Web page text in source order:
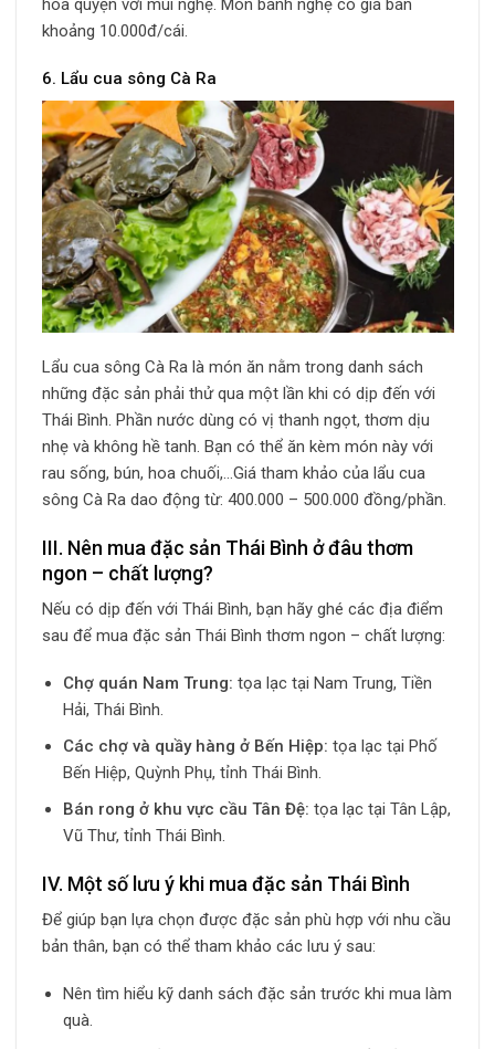
hòa quyện với mùi nghệ. Món bánh nghệ có giá bán
khoảng 10.000đ/cái.
6. Lẩu cua sông Cà Ra
Lẩu cua sông Cà Ra là món ăn nằm trong danh sách
những đặc sản phải thử qua một lần khi có dịp đến với
Thái Bình. Phần nước dùng có vị thanh ngọt, thơm dịu
nhẹ và không hề tanh. Bạn có thể ăn kèm món này với
rau sống, bún, hoa chuối,…Giá tham khảo của lẩu cua
sông Cà Ra dao động từ: 400.000 – 500.000 đồng/phần.
III. Nên mua đặc sản Thái Bình ở đâu thơm
ngon – chất lượng?
Nếu có dịp đến với Thái Bình, bạn hãy ghé các địa điểm
sau để mua đặc sản Thái Bình thơm ngon – chất lượng:
Chợ quán Nam Trung: tọa lạc tại Nam Trung, Tiền
Hải, Thái Bình.
Các chợ và quầy hàng ở Bến Hiệp: tọa lạc tại Phố
Bến Hiệp, Quỳnh Phụ, tỉnh Thái Bình.
Bán rong ở khu vực cầu Tân Đệ: tọa lạc tại Tân Lập,
Vũ Thư, tỉnh Thái Bình.
IV. Một số lưu ý khi mua đặc sản Thái Bình
Để giúp bạn lựa chọn được đặc sản phù hợp với nhu cầu
bản thân, bạn có thể tham khảo các lưu ý sau:
Nên tìm hiểu kỹ danh sách đặc sản trước khi mua làm
quà.